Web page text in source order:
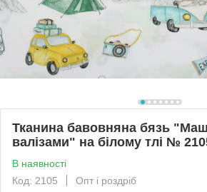
Тканина бавовняна бязь
валізами" на білому тлі №
В наявності
Код: 2105
Опт і роздріб